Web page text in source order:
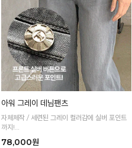
아워 그레이 데님팬츠
자체체작 / 세련된 그레이 컬러감에 실버 포인트
까지!
팔레트 데님원단으로 퀄리티까지 완벽한 데님
78,000원